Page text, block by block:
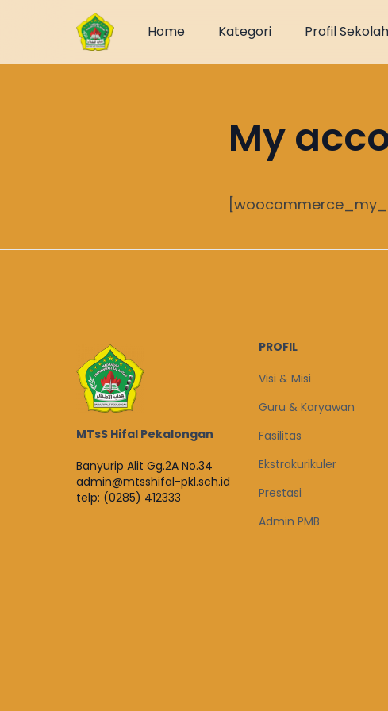
Home Kategori Profil Sekolah
My
MTsS Hifal Pekalongan
Banyurip Alit Gg.2A No.34
admin@mtsshifal-pkl.sch.id
telp: (0285) 412333
PROFIL
Visi & Misi
Guru & Karyawan
Fasilitas
Ekstrakurikuler
Prestasi
Admin PMB